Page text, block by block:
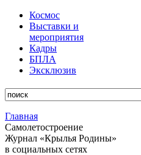
Космос
Выставки и
мероприятия
Кадры
БПЛА
Эксклюзив
Главная
Самолетостроение
Журнал «Крылья Родины»
в социальных сетях